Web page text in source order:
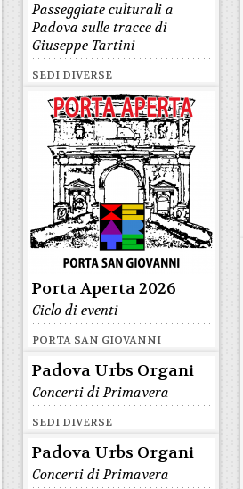
Passeggiate culturali a
Padova sulle tracce di
Giuseppe Tartini
SEDI DIVERSE
Porta Aperta 2026
Ciclo di eventi
PORTA SAN GIOVANNI
Padova Urbs Organi
Concerti di Primavera
SEDI DIVERSE
Padova Urbs Organi
Concerti di Primavera